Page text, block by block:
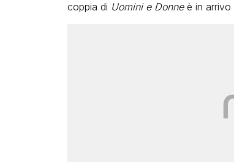
coppia di Uomini e Donneè in arrivo